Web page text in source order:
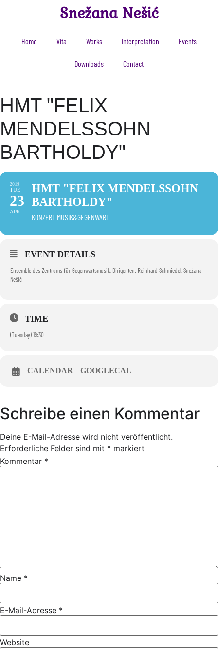
Snežana Nešić
Home Vita Works Interpretation Events
Downloads Contact
HMT "FELIX
MENDELSSOHN
BARTHOLDY"
2019
TUE
23
APR
HMT "FELIX MENDELSSOHN
BARTHOLDY"
KONZERT MUSIK&GEGENWART
EVENT DETAILS
Ensemble des Zentrums für Gegenwartsmusik, Dirigenten: Reinhard Schmiedel, Snežana
Nešić
TIME
(Tuesday) 19:30
CALENDAR GOOGLECAL
Schreibe einen Kommentar
Deine E-Mail-Adresse wird nicht veröffentlicht.
Erforderliche Felder sind mit * markiert
Kommentar *
Name *
E-Mail-Adresse *
Website